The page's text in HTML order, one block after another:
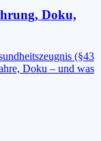
Doku,
(§43
Doku – und was